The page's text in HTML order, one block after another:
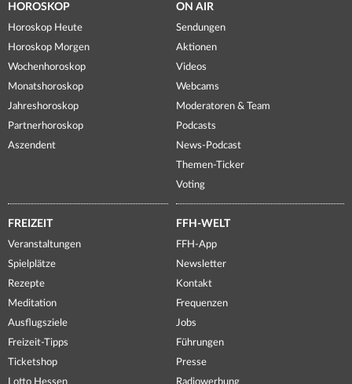
HOROSKOP
Horoskop Heute
Horoskop Morgen
Wochenhoroskop
Monatshoroskop
Jahreshoroskop
Partnerhoroskop
Aszendent
ON AIR
Sendungen
Aktionen
Videos
Webcams
Moderatoren & Team
Podcasts
News-Podcast
Themen-Ticker
Voting
FREIZEIT
Veranstaltungen
Spielplätze
Rezepte
Meditation
Ausflugsziele
Freizeit-Tipps
Ticketshop
Lotto Hessen
FFH-WELT
FFH-App
Newsletter
Kontakt
Frequenzen
Jobs
Führungen
Presse
Radiowerbung